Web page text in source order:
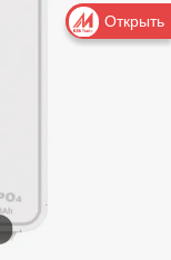
Открыть